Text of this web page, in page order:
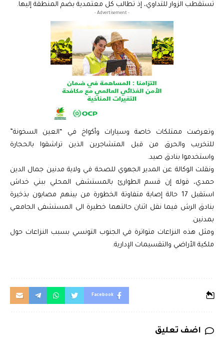
تستقطب الزوار للتداوي، إذ تطالب كل معتمدية بضم المنطقة إليها.
- Advertisement -
وتعرضت ممتلكات خاصة وسيارات وأكواخ في “العين السخونة”
للتخريب والحرق من قبل المتشاجرين الذين تراشقوا بالحجارة
واستخدموا بنادق صيد.
ونقلت الوكالة عن المدير الجهوي للصحة في ولاية مدنين جمال الدين
حمدي، قوله إن قسم الطوارئ بالمستشفى المحلي ببني خداش
استقبل 17 حالة إصابة متفاوتة الخطورة من بينهم مصابون بذخيرة
بنادق الرش فيما نقل اثنان حالتهما خطيرة الى المستشفى الجامعي
بمدنين.
ومثل هذه النزاعات متواترة في الجنوب التونسي بسبب النزاعات حول
ملكية الأراضي والتقسيمات الإدارية.
Facebook
اضف تعليق